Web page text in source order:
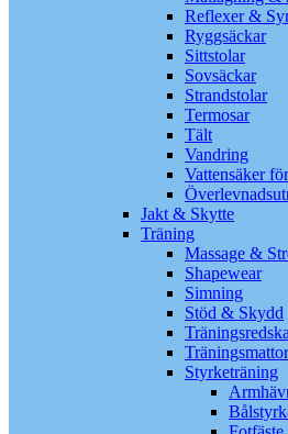
Reflexer &
Ryggsäckar
Sittstolar
Sovsäckar
Strandstolar
Termosar
Tält
Vandring
Vattensäker
Jakt & Skytte
Träning
Massage &
Shapewear
Simning
Stöd & Skydd
Träningsmattor
Styrketräning